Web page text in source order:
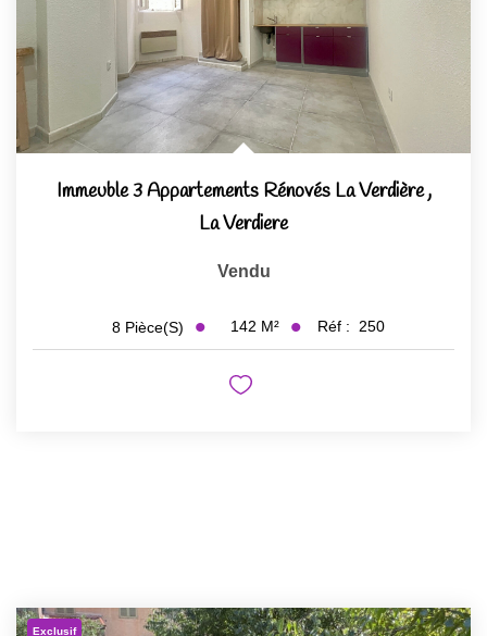
Immeuble 3 Appartements Rénovés La Verdière,
La Verdiere
Vendu
8 Pièce(s) 142 M² Réf : 250
Exclusif